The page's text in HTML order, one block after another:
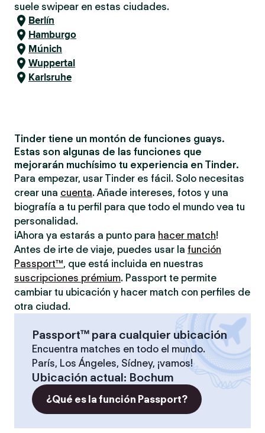
suele swipear en estas ciudades.
Berlín
Hamburgo
Múnich
Wuppertal
Karlsruhe
Tinder tiene un montón de funciones guays.
Estas son algunas de las funciones que
mejorarán muchísimo tu experiencia en Tinder.
Para empezar, usar Tinder es fácil. Solo necesitas
crear una cuenta. Añade intereses, fotos y una
biografía a tu perfil para que todo el mundo vea tu
personalidad.
¡Ahora ya estarás a punto para hacer match!
Antes de irte de viaje, puedes usar la función
Passport™, que está incluida en nuestras
suscripciones prémium. Passport te permite
cambiar tu ubicación y hacer match con perfiles de
otra ciudad.
Passport™ para cualquier ubicación
Encuentra matches en todo el mundo.
París, Los Ángeles, Sídney, ¡vamos!
Ubicación actual: Bochum
¿Qué es la función Passport?